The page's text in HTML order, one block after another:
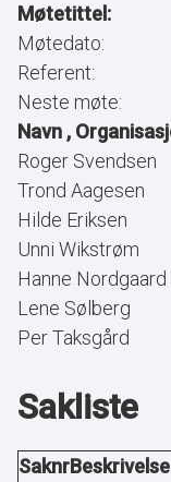
Møtetittel:
Møtedato:
Referent:
Neste møte:
Navn ,
Roger Svendsen
Trond Aagesen
Hilde Eriksen
Unni Wikstrøm
Hanne
Lene Sølberg
Per Taksgård
Sakliste
SaknrBeskrivelse